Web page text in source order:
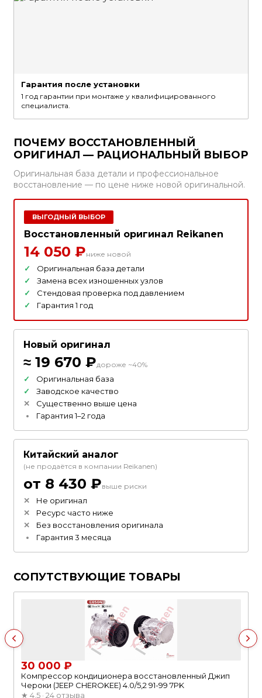
Гарантия после установки
1 год гарантии при монтаже у квалифицированного
специалиста.
ПОЧЕМУ ВОССТАНОВЛЕННЫЙ
ОРИГИНАЛ — РАЦИОНАЛЬНЫЙ ВЫБОР
Оригинальная база детали и профессиональное
восстановление — по цене ниже новой оригинальной.
ВЫГОДНЫЙ ВЫБОР
Восстановленный оригинал Reikanen
14 050 ₽ниже новой
Оригинальная база детали
Замена всех изношенных узлов
Стендовая проверка под давлением
Гарантия 1 год
Новый оригинал
≈ 19 670 ₽дороже ~40%
Оригинальная база
Заводское качество
Существенно выше цена
Гарантия 1–2 года
Китайский аналог
(не продаётся в компании Reikanen)
от 8 430 ₽выше риски
Не оригинал
Ресурс часто ниже
Без восстановления оригинала
Гарантия 3 месяца
СОПУТСТВУЮЩИЕ ТОВАРЫ
30 000 ₽
Компрессор кондиционера восстановленный Джип
Чероки (JEEP CHEROKEE) 4.0/5,2 91-99 7PK
★ 4.5 · 24 отзыва